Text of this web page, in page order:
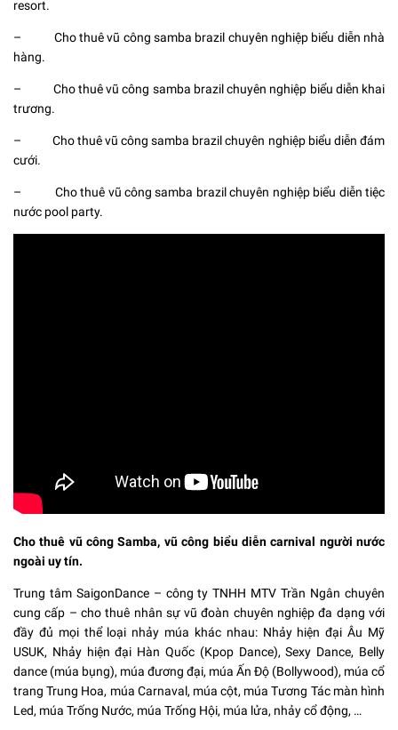
resort.
– Cho thuê vũ công samba brazil chuyên nghiệp biểu diễn nhà
hàng.
– Cho thuê vũ công samba brazil chuyên nghiệp biểu diễn khai
trương.
– Cho thuê vũ công samba brazil chuyên nghiệp biểu diễn đám
cưới.
– Cho thuê vũ công samba brazil chuyên nghiệp biểu diễn tiệc
nước pool party.
Cho thuê vũ công Samba, vũ công biểu diễn carnival người nước
ngoài uy tín.
Trung tâm SaigonDance – công ty TNHH MTV Trần Ngân chuyên
cung cấp – cho thuê nhân sự vũ đoàn chuyên nghiệp đa dạng với
đầy đủ mọi thể loại nhảy múa khác nhau: Nhảy hiện đại Âu Mỹ
USUK, Nhảy hiện đại Hàn Quốc (Kpop Dance), Sexy Dance, Belly
dance (múa bụng), múa đương đại, múa Ấn Độ (Bollywood), múa cổ
trang Trung Hoa, múa Carnaval, múa cột, múa Tương Tác màn hình
Led, múa Trống Nước, múa Trống Hội, múa lửa, nhảy cổ động, …